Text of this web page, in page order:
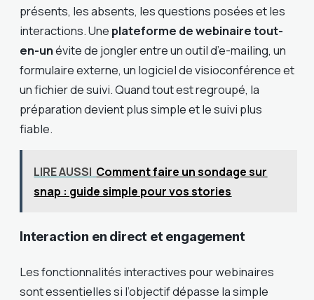
présents, les absents, les questions posées et les
interactions. Une plateforme de webinaire tout-
en-unévite de jongler entre un outil d’e-mailing, un
formulaire externe, un logiciel de visioconférence et
un fichier de suivi. Quand tout est regroupé, la
préparation devient plus simple et le suivi plus
fiable.
LIRE AUSSI Comment faire un sondage sur
snap : guide simple pour vos stories
Interaction en direct et engagement
Les fonctionnalités interactives pour webinaires
sont essentielles si l’objectif dépasse la simple